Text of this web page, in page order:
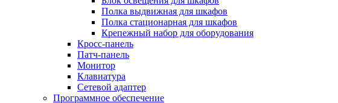
Полка выдвижная для шкафов
Полка стационарная для шкафов
Крепежный набор для оборудования
Кросс-панель
Патч-панель
Монитор
Клавиатура
Сетевой адаптер
Программное обеспечение